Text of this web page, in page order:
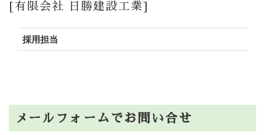
[有限会社 日勝建設工業]
採用担当
メールフォームでお問い合せ